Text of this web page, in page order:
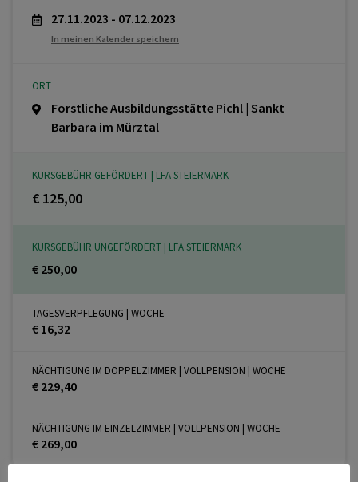
27.11.2023 - 07.12.2023
In meinen Kalender speichern
ORT
Forstliche Ausbildungsstätte Pichl | Sankt
Barbara im Mürztal
KURSGEBÜHR GEFÖRDERT | LFA STEIERMARK
€ 125,00
KURSGEBÜHR UNGEFÖRDERT | LFA STEIERMARK
€ 250,00
TAGESVERPFLEGUNG | WOCHE
€ 16,32
NÄCHTIGUNG IM DOPPELZIMMER | VOLLPENSION | WOCHE
€ 229,40
NÄCHTIGUNG IM EINZELZIMMER | VOLLPENSION | WOCHE
€ 269,00